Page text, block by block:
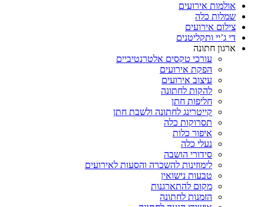
אולמות אירועים
שמלות כלה
צילום אירועים
די ג’יי ותקליטנים
ארגון חתונה
עורכי טקסים אלטרנטיביים
הפקת אירועים
עיצוב אירועים
להקות לחתונה
חליפות חתן
קייטרינג לחתונה ולשבת חתן
תסרוקות כלה
איפור כלות
נעלי כלה
סידורי הושבה
לימוזינות להשכרה והסעות לאירועים
טבעות נישואין
מקום להתארגנות
הזמנות לחתונה